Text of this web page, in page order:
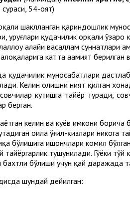
сураси, 54-оят)
шаклланган қариндошлик
уруғлари қудачилик орқали
алайҳи васаллам суннатлари
катта аҳамият берилган
қудачилик муносабатлари
Келин олишни ният қилган
совчилар кутишга тайёр туради,
берган.
келин ва куёв имкони
оила ўғил-қизлари никоҳга
бўлишига ишончлари комил
тушунилади. Гўёки
бахтли бўлиши учун қай даражада
шундай дейилган: